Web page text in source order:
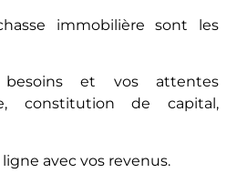
immobilière sont les
et vos attentes
constitution de capital,
avec vos revenus.